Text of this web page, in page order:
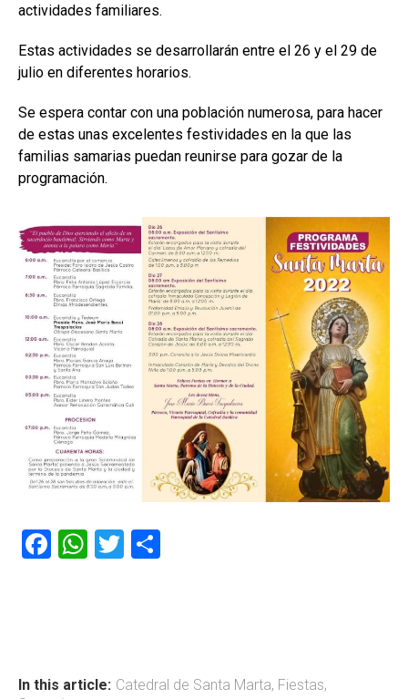
actividades familiares.
Estas actividades se desarrollarán entre el 26 y el 29 de
julio en diferentes horarios.
Se espera contar con una población numerosa, para hacer
de estas unas excelentes festividades en la que las
familias samarias puedan reunirse para gozar de la
programación.
F
ok
W
p
T
tir
In this article: Catedral de Santa Marta, Fiestas,